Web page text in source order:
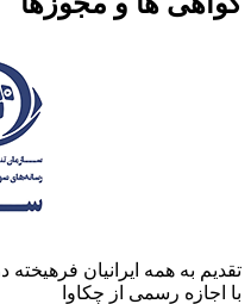
به همه ایرانیان فرهیخته در
رسمی از چکاوا